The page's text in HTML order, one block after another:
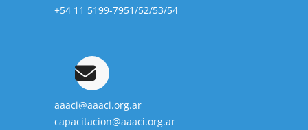
+54 11 5199-7951/52/53/54
aaaci@aaaci.org.ar
capacitacion@aaaci.org.ar